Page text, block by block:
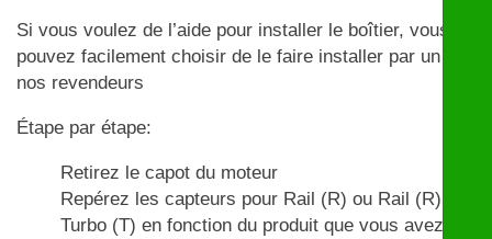
Si vous voulez de l’aide pour installer le boîtier, vous
pouvez facilement choisir de le faire installer par un de
nos revendeurs
Étape par étape:
Retirez le capot du moteur
Repérez les capteurs pour Rail (R) ou Rail (R) et
Turbo (T) en fonction du produit que vous avez